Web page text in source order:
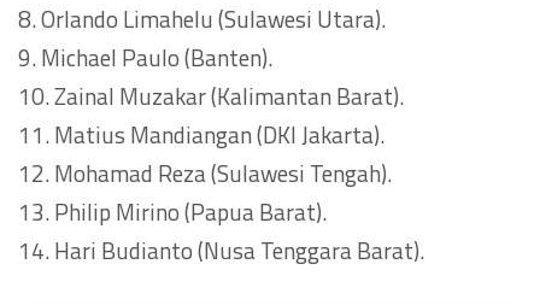
8. Orlando Limahelu (Sulawesi Utara).
9. Michael Paulo (Banten).
10. Zainal Muzakar (Kalimantan Barat).
11. Matius Mandiangan (DKI Jakarta).
12. Mohamad Reza (Sulawesi Tengah).
13. Philip Mirino (Papua Barat).
14. Hari Budianto (Nusa Tenggara Barat).